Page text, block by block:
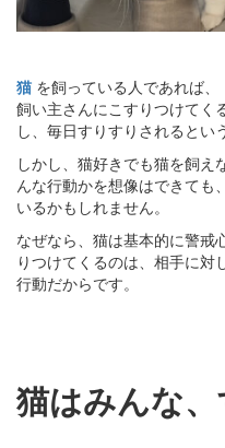
猫 を飼っている人であれば
飼い主さんにこすりつけてく
し、毎日すりすりされるとい
しかし、猫好きでも猫を飼
んな行動かを想像はできても
いるかもしれません。
なぜなら、猫は基本的に警戒
りつけてくるのは、相手に
行動だからです。
猫はみんな